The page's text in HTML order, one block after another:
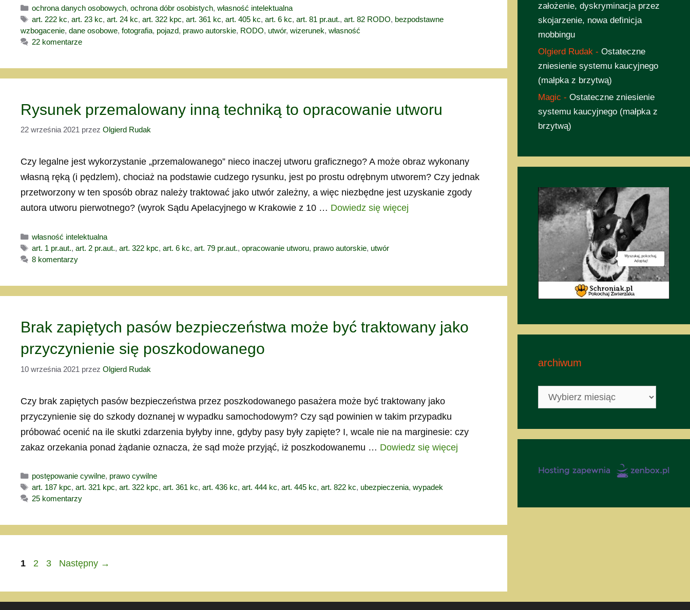
Kategorie
ochrona danych osobowych,ochrona dóbr osobistych,własność intelektualna
Tagi
art. 222 kc,art. 23 kc,art. 24 kc,art. 322 kpc,art. 361 kc,art. 405 kc,art. 6 kc,art. 81 pr.aut.,art. 82 RODO, bezpodstawne
wzbogacenie, dane osobowe, fotografia, pojazd, prawo autorskie, RODO, utwór, wizerunek, własność
22 komentarze
Rysunek przemalowany inną techniką to opracowanie utworu
22 września 2021 przez Olgierd Rudak
Czy legalne jest wykorzystanie „przemalowanego” nieco inaczej utworu graficznego? A może obraz wykonany
własną ręką (i pędzlem), chociaż na podstawie cudzego rysunku, jest po prostu odrębnym utworem? Czy jednak
przetworzony w ten sposób obraz należy traktować jako utwór zależny, a więc niezbędne jest uzyskanie zgody
autora utworu pierwotnego? (wyrok Sądu Apelacyjnego w Krakowie z 10 … Dowiedz się więcej
Kategorie
własność intelektualna
Tagi
art. 1 pr.aut.,art. 2 pr.aut.,art. 322 kpc,art. 6 kc,art. 79 pr.aut.,opracowanie utworu, prawo autorskie, utwór
8 komentarzy
Brak zapiętych pasów bezpieczeństwa może być traktowany jako
przyczynienie się poszkodowanego
10 września 2021 przez Olgierd Rudak
Czy brak zapiętych pasów bezpieczeństwa przez poszkodowanego pasażera może być traktowany jako
przyczynienie się do szkody doznanej w wypadku samochodowym? Czy sąd powinien w takim przypadku
próbować ocenić na ile skutki zdarzenia byłyby inne, gdyby pasy były zapięte? I, wcale nie na marginesie: czy
zakaz orzekania ponad żądanie oznacza, że sąd może przyjąć, iż poszkodowanemu … Dowiedz się więcej
Kategorie
postępowanie cywilne, prawo cywilne
Tagi
art. 187 kpc,art. 321 kpc,art. 322 kpc,art. 361 kc,art. 436 kc,art. 444 kc,art. 445 kc,art. 822 kc, ubezpieczenia,wypadek
25 komentarzy
Strona
1 Strona
2 Strona
3 Następny →
założenie, dyskryminacja przez
skojarzenie, nowa definicja
mobbingu
Olgierd Rudak - Ostateczne
zniesienie systemu kaucyjnego
(małpka z brzytwą)
Magic - Ostateczne zniesienie
systemu kaucyjnego (małpka z
brzytwą)
archiwum
archiwum